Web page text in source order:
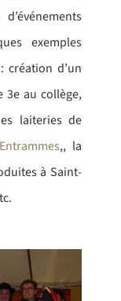
exemples
création d’un
3e au collège,
laiteries de
,, la
à Saint-